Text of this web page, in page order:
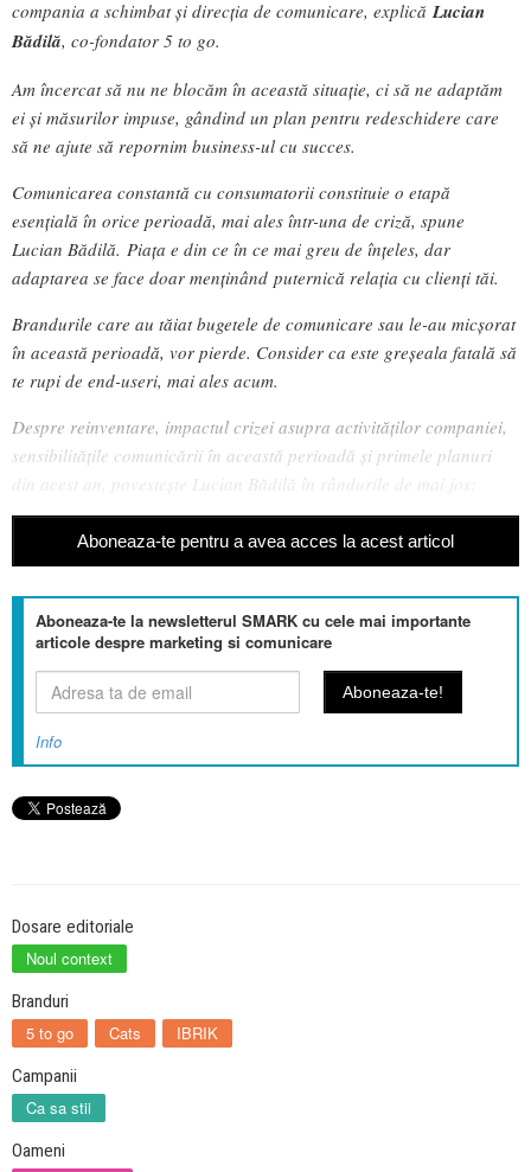
compania a schimbat și direcția de comunicare, explicăLucian
Bădilă, co-fondator 5 to go.
Am încercat să nu ne blocăm în această situație, ci să ne adaptăm
ei și măsurilor impuse, gândind un plan pentru redeschidere care
să ne ajute să repornim business-ul cu succes.
Comunicarea constantă cu consumatorii constituie o etapă
esențială în orice perioadă, mai ales într-una de criză, spune
Lucian Bădilă. Piața e din ce în ce mai greu de înțeles, dar
adaptarea se face doar menținând puternică relația cu clienți tăi.
Brandurile care au tăiat bugetele de comunicare sau le-au micșorat
în această perioadă, vor pierde. Consider ca este greșeala fatală să
te rupi de end-useri, mai ales acum.
Despre reinventare, impactul crizei asupra activităților companiei,
sensibilitățile comunicării în această perioadă și primele planuri
din acest an, povestește Lucian Bădilă în rândurile de mai jos:
Aboneaza-te pentru a avea acces la acest articol
Aboneaza-te la newsletterul SMARK cu cele mai importante
articole despre marketing si comunicare
Info
Dosare editoriale
Noul context
Branduri
5 to go Cats IBRIK
Campanii
Ca sa stii
Oameni